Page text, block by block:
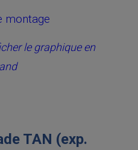
le graphique en
TAN (exp.